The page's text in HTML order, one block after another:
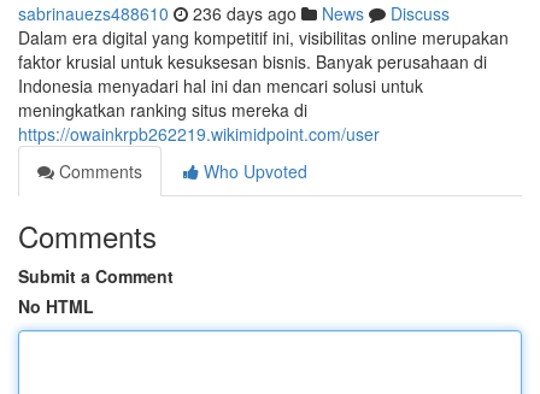
sabrinauezs488610 236 days ago News
Discuss
Dalam era digital yang kompetitif ini, visibilitas online merupakan
faktor krusial untuk kesuksesan bisnis. Banyak perusahaan di
Indonesia menyadari hal ini dan mencari solusi untuk
meningkatkan ranking situs mereka di
https://owainkrpb262219.wikimidpoint.com/user
Comments
Who Upvoted
Comments
Submit a Comment
No HTML